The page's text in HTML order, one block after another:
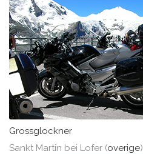
Grossglockner
Sankt Martin bei Lofer (overige)